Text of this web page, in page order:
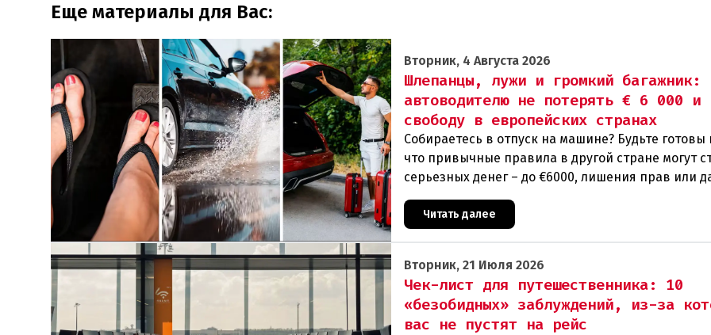
Еще материалы для Вас:
Вторник, 4 Августа 2026
Шлепанцы, лужи и громкий багажник:
автоводителю не потерять € 6 000 и
свободу в европейских странах
Собираетесь в отпуск на машине? Будьте готовы
что привычные правила в другой стране могут
серьезных денег – до €6000, лишения прав или
тюремного срока. От громкого хлопка дверь
Читать далее
Вторник, 21 Июля 2026
Чек-лист для путешественника: 10
«безобидных» заблуждений, из-за
вас не пустят на рейс